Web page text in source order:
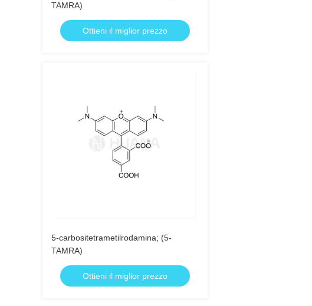
TAMRA)
Ottieni il miglior prezzo
5-carbositetrametilrodamina; (5-
TAMRA)
Ottieni il miglior prezzo